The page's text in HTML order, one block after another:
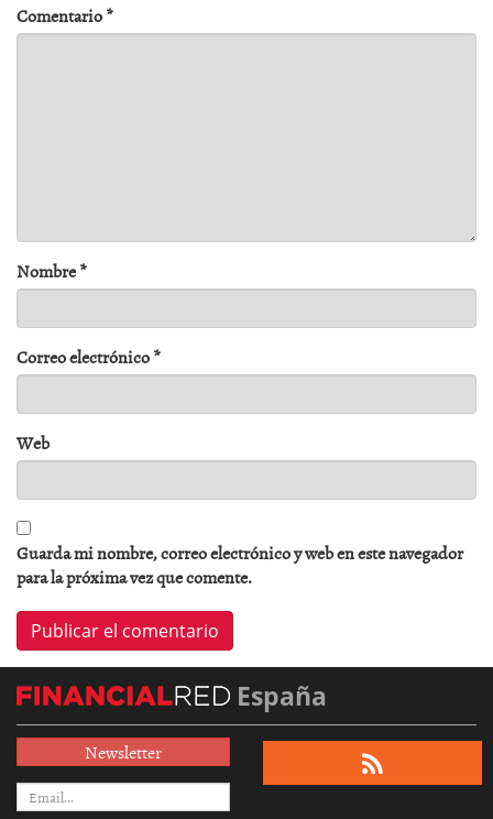
Comentario*
Nombre*
Correo electrónico*
Web
Guarda mi nombre, correo electrónico y web en este navegador
para la próxima vez que comente.
España
Newsletter